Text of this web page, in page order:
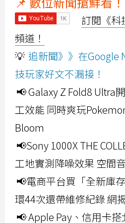
訂閱《科
頻道！
💡 追新聞》》在Google
技玩家好文不漏接！
📢 Galaxy Z Fold8 Ultra
工效能 同時爽玩
Bloom
📢Sony 1000X THE
工地實測降噪效果 空間
📢電商平台買「全新庫
環44次還帶維修紀錄 網
📢 Apple Pay、信用卡